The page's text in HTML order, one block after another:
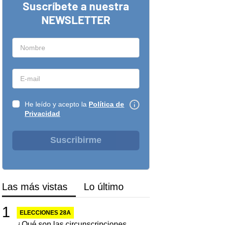
Suscríbete a nuestra
NEWSLETTER
He leído y acepto la Política de
Privacidad
Suscribirme
Las más vistas Lo último
ELECCIONES 28A